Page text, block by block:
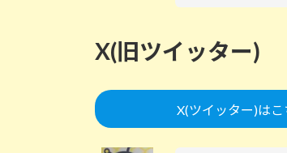
X(旧ツイッター)
X(ツイッター)はこ